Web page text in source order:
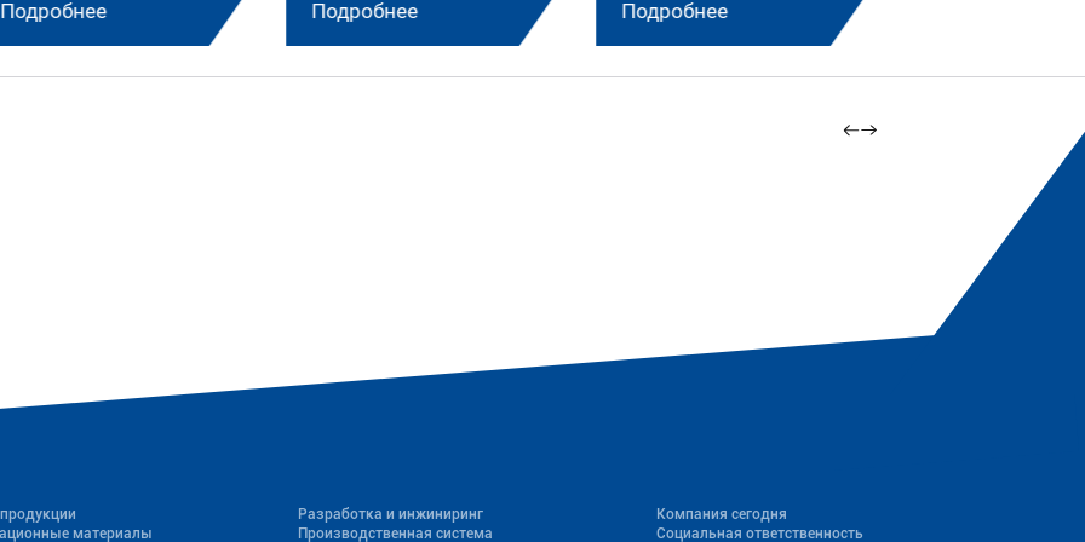
Подробнее Подробнее Подробнее
материалы
Разработка и инжиниринг
Производственная система
Компания сегодня
Социальная ответственность